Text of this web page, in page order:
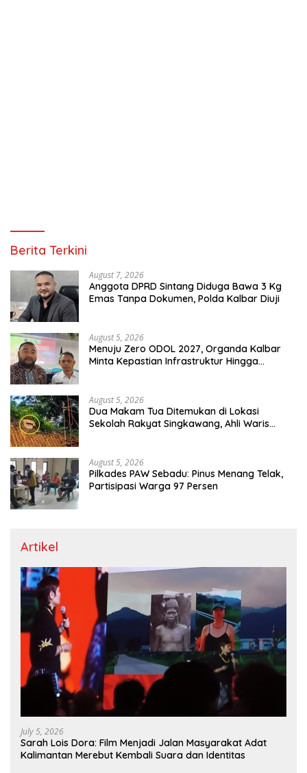
Berita Terkini
August 7, 2026
Anggota DPRD Sintang Diduga Bawa 3 Kg
Emas Tanpa Dokumen, Polda Kalbar Diuji
August 5, 2026
Menuju Zero ODOL 2027, Organda Kalbar
Minta Kepastian Infrastruktur Hingga
August 5, 2026
Dua Makam Tua Ditemukan di Lokasi
Sekolah Rakyat Singkawang, Ahli Waris
August 5, 2026
Pilkades PAW Sebadu: Pinus Menang Telak,
Partisipasi Warga 97 Persen
Artikel
July 5, 2026
Sarah Lois Dora: Film Menjadi Jalan Masyarakat Adat
Kalimantan Merebut Kembali Suara dan Identitas